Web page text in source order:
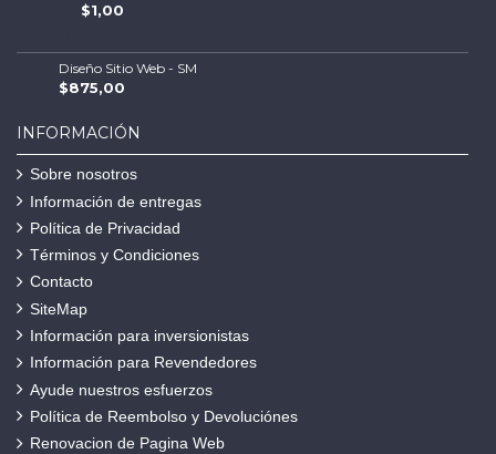
$1,00
Diseño Sitio Web - SM
$875,00
INFORMACIÓN
Sobre nosotros
Información de entregas
Política de Privacidad
Términos y Condiciones
Contacto
SiteMap
Información para inversionistas
Información para Revendedores
Ayude nuestros esfuerzos
Política de Reembolso y Devoluciónes
Renovacion de Pagina Web